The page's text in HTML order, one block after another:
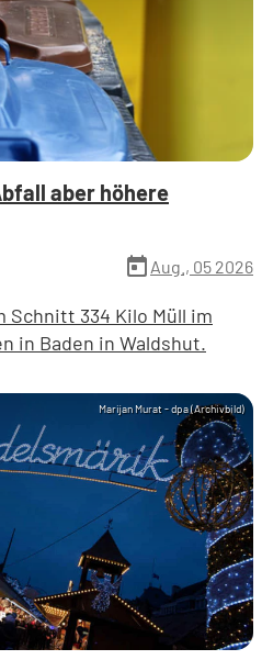
aber höhere
today Aug., 05 2026
Schnitt 334 Kilo Müll im
in Baden in Waldshut.
Marijan Murat - dpa (Archivbild)